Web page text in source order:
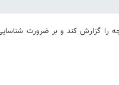
را گزارش کند و بر ضرورت